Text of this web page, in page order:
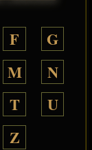
F
G
M
N
T
U
Z